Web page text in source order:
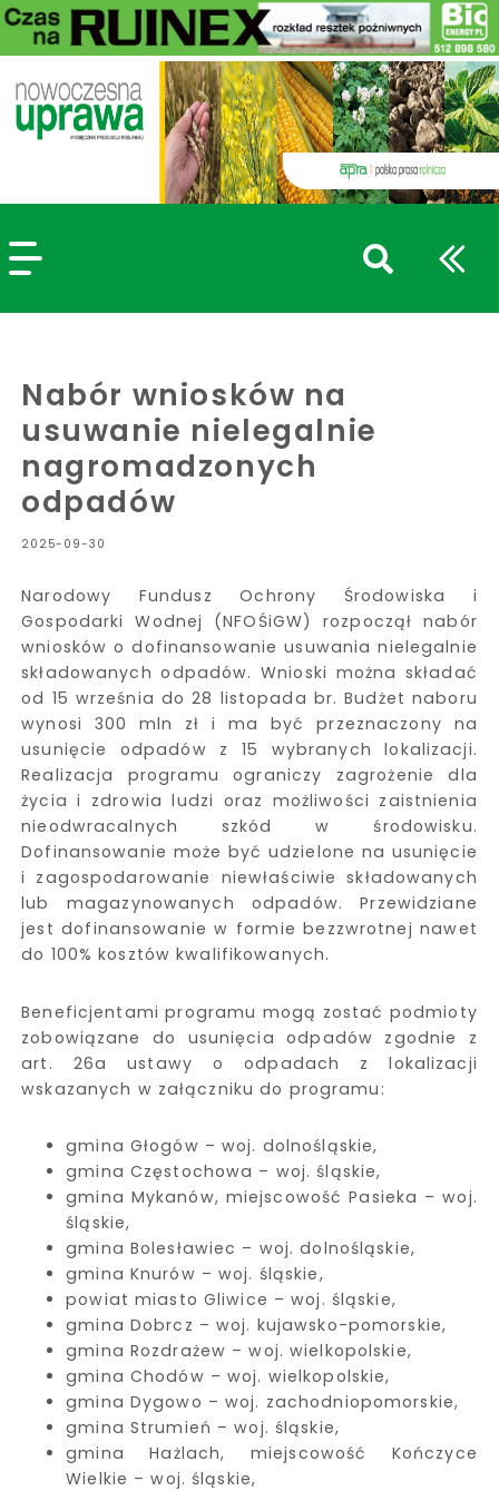
Nabór wniosków na
usuwanie nielegalnie
nagromadzonych
odpadów
2025-09-30
Narodowy Fundusz Ochrony Środowiska i
Gospodarki Wodnej (NFOŚiGW) rozpoczął nabór
wniosków o dofinansowanie usuwania nielegalnie
składowanych odpadów. Wnioski można składać
od 15 września do 28 listopada br. Budżet naboru
wynosi 300 mln zł i ma być przeznaczony na
usunięcie odpadów z 15 wybranych lokalizacji.
Realizacja programu ograniczy zagrożenie dla
życia i zdrowia ludzi oraz możliwości zaistnienia
nieodwracalnych szkód w środowisku.
Dofinansowanie może być udzielone na usunięcie
i zagospodarowanie niewłaściwie składowanych
lub magazynowanych odpadów. Przewidziane
jest dofinansowanie w formie bezzwrotnej nawet
do 100% kosztów kwalifikowanych.
Beneficjentami programu mogą zostać podmioty
zobowiązane do usunięcia odpadów zgodnie z
art. 26a ustawy o odpadach z lokalizacji
wskazanych w załączniku do programu:
gmina Głogów – woj. dolnośląskie,
gmina Częstochowa – woj. śląskie,
gmina Mykanów, miejscowość Pasieka – woj.
śląskie,
gmina Bolesławiec – woj. dolnośląskie,
gmina Knurów – woj. śląskie,
powiat miasto Gliwice – woj. śląskie,
gmina Dobrcz – woj. kujawsko-pomorskie,
gmina Rozdrażew – woj. wielkopolskie,
gmina Chodów – woj. wielkopolskie,
gmina Dygowo – woj. zachodniopomorskie,
gmina Strumień – woj. śląskie,
gmina Hażlach, miejscowość Kończyce
Wielkie – woj. śląskie,